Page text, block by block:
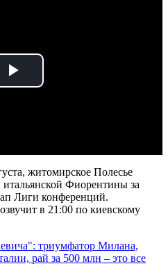
Play
житомирское Полесье
Фиорентины за
Лиги конференций.
в 21:00 по киевскому
триумфатор Милана,
рай за 500 млн – это все